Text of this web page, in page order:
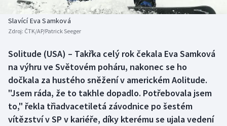
Basketbal
Boby a skeleton
Box
Curling
Aplikace ČT sport
Slavící Eva Samková
Zdroj: ČTK/AP/Patrick Seeger
Solitude (USA) – Takřka celý rok čekala Eva Samková
na výhru ve Světovém poháru, nakonec se ho
dočkala za hustého sněžení v americkém Aolitude.
"Jsem ráda, že to takhle dopadlo. Potřebovala jsem
to," řekla třiadvacetiletá závodnice po šestém
vítězství v SP v kariéře, díky kterému se ujala vedení